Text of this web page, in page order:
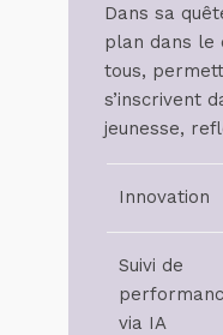
Dans sa
plan dans le
tous,
s’inscrivent
jeunesse,
Innovation
Suivi de
via IA